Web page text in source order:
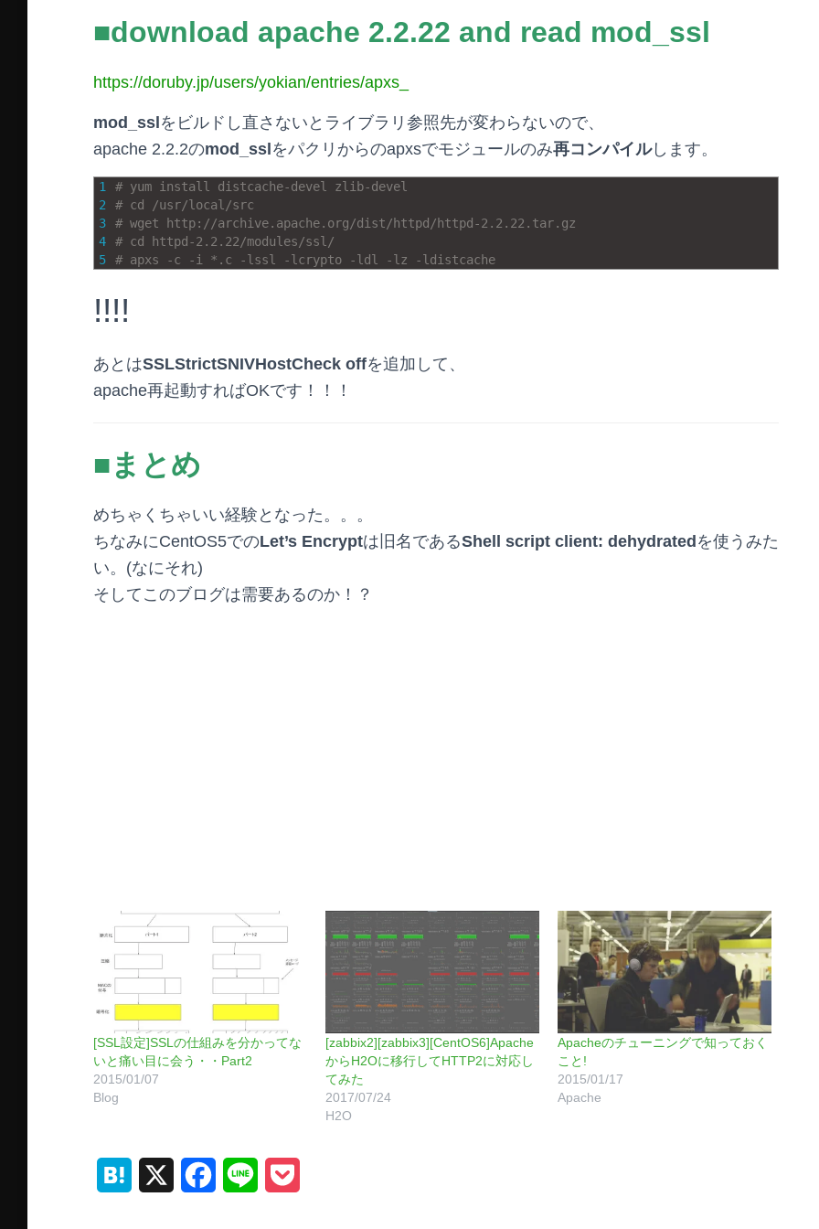
■download apache 2.2.22 and read mod_ssl
https://doruby.jp/users/yokian/entries/apxs_
mod_sslをビルドし直さないとライブラリ参照先が変わらないので、
apache 2.2.2のmod_sslをパクリからのapxsでモジュールのみ再コンパイルします。
1
2
3
4
5
# yum install distcache-devel zlib-devel
# cd /usr/local/src
# wget http://archive.apache.org/dist/httpd/httpd-2.2.22.tar.gz
# cd httpd-2.2.22/modules/ssl/
# apxs -c -i *.c -lssl -lcrypto -ldl -lz -ldistcache
!!!!
あとはSSLStrictSNIVHostCheck offを追加して、
apache再起動すればOKです！！！
■まとめ
めちゃくちゃいい経験となった。。。
ちなみにCentOS5でのLet’s Encryptは旧名であるShell script client: dehydratedを使うみた
い。(なにそれ)
そしてこのブログは需要あるのか！？
[SSL設定]SSLの仕組みを分かってな
いと痛い目に会う・・Part2
2015/01/07
Blog
[zabbix2][zabbix3][CentOS6]Apache
からH2Oに移行してHTTP2に対応し
てみた
2017/07/24
H2O
Apacheのチューニングで知っておく
こと!
2015/01/17
Apache